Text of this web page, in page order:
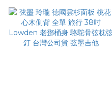
DJR10E-
02(Fishman拾音器)